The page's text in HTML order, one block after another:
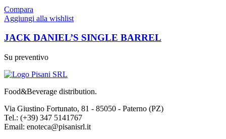
Compara
Aggiungi alla wishlist
JACK DANIEL’S SINGLE BARREL
Su preventivo
Food&Beverage distribution.
Via Giustino Fortunato, 81 - 85050 - Paterno (PZ)
Tel.: (+39) 347 5141767
Email: enoteca@pisanisrl.it